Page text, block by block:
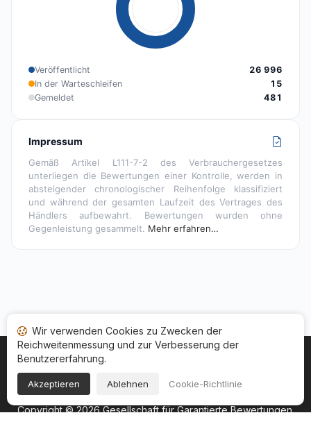
Veröffentlicht
26 996
In der Warteschleifen
15
Gemeldet
481
Impressum
Gemäß Artikel L111-7-2 des Verbrauchergesetzes
unterliegen die Bewertungen einer Kontrolle, werden in
absteigender chronologischer Reihenfolge klassifiziert
und während der gesamten Laufzeit des Vertrages des
Händlers aufbewahrt. Bewertungen wurden ohne
Gegenleistung gesammelt. Mehr erfahren…
Startseite Ihr Bewertungsstatus
Allgemeine Nutzungsbedingugen
Rechtshinweise
Copyright © 2026Gesellschaft für Garantierte Bewertungen.
Wir verwenden Cookies zu Zwecken der
Reichweitenmessung und zur Verbesserung der
Benutzererfahrung.
Akzeptieren Ablehnen Cookie-Richtlinie